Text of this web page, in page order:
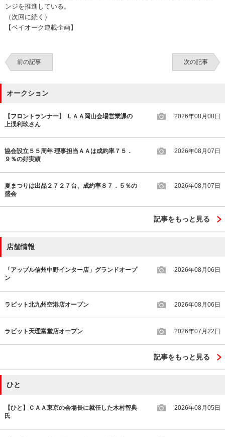
ンジを推進している。
（次回に続く）
【ベイオーク連載企画】
前の記事 次の記事
オークション
【フロントランナー】 ＬＡＡ岡山会場営業課の
上渓利玖さん
2026年08月08日
協会設立５５周年 理事担当ＡＡは成約率７５．
９％の好実績
2026年08月07日
夏まつりは出品２７２７台、成約率８７．５％の
盛会
2026年08月07日
記事をもっと見る
店舗情報
「アップル信州中野インター店」グランドオープ
ン
2026年08月06日
ラビット北九州空港店オープン 2026年08月06日
ラビット天理富堂店オープン 2026年07月22日
記事をもっと見る
ひと
【ひと】ＣＡＡ東京の会場長に就任した木村智典
氏
2026年08月05日